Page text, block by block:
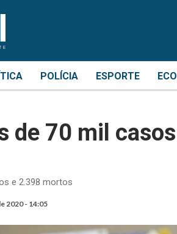
POLÍCIA ESPORTE
de 70 mil
e 2.398 mortos
2020 - 14:05